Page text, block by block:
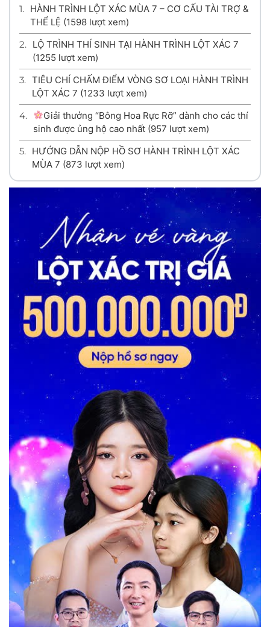
1.
HÀNH TRÌNH LỘT XÁC MÙA 7 – CƠ CẤU TÀI TRỢ &
THỂ LỆ (1598 lượt xem)
2.
LỘ TRÌNH THÍ SINH TẠI HÀNH TRÌNH LỘT XÁC 7
(1255 lượt xem)
3. TIÊU CHÍ CHẤM ĐIỂM VÒNG SƠ LOẠI HÀNH TRÌNH
LỘT XÁC 7 (1233 lượt xem)
4.
Giải thưởng “Bông Hoa Rực Rỡ” dành cho các thí
sinh được ủng hộ cao nhất (957 lượt xem)
5.
HƯỚNG DẪN NỘP HỒ SƠ HÀNH TRÌNH LỘT XÁC
MÙA 7 (873 lượt xem)